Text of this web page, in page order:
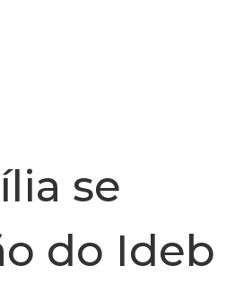
se
do Ideb